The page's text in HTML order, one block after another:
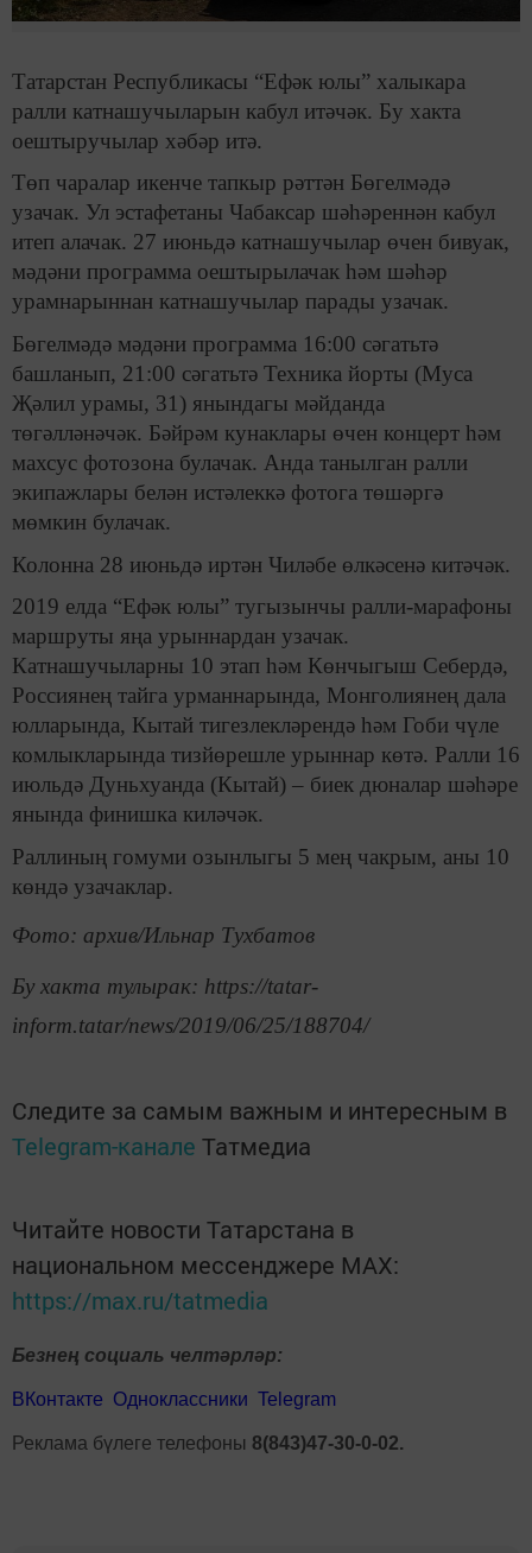
Татарстан Республикасы “Ефәк юлы” халыкара
ралли катнашучыларын кабул итәчәк. Бу хакта
оештыручылар хәбәр итә.
Төп чаралар икенче тапкыр рәттән Бөгелмәдә
узачак. Ул эстафетаны Чабаксар шәһәреннән кабул
итеп алачак. 27 июньдә катнашучылар өчен бивуак,
мәдәни программа оештырылачак һәм шәһәр
урамнарыннан катнашучылар парады узачак.
Бөгелмәдә мәдәни программа 16:00 сәгатьтә
башланып, 21:00 сәгатьтә Техника йорты (Муса
Җәлил урамы, 31) янындагы мәйданда
төгәлләнәчәк. Бәйрәм кунаклары өчен концерт һәм
махсус фотозона булачак. Анда танылган ралли
экипажлары белән истәлеккә фотога төшәргә
мөмкин булачак.
Колонна 28 июньдә иртән Чиләбе өлкәсенә китәчәк.
2019 елда “Ефәк юлы” тугызынчы ралли-марафоны
маршруты яңа урыннардан узачак.
Катнашучыларны 10 этап һәм Көнчыгыш Себердә,
Россиянең тайга урманнарында, Монголиянең дала
юлларында, Кытай тигезлекләрендә һәм Гоби чүле
комлыкларында тизйөрешле урыннар көтә. Ралли 16
июльдә Дуньхуанда (Кытай) – биек дюналар шәһәре
янында финишка киләчәк.
Раллиның гомуми озынлыгы 5 мең чакрым, аны 10
көндә узачаклар.
Фото: архив/Ильнар Тухбатов
Бу хакта тулырак: https://tatar-
inform.tatar/news/2019/06/25/188704/
Следите за самым важным и интересным в
Telegram-канале Татмедиа
Читайте новости Татарстана в
национальном мессенджере MАХ:
https://max.ru/tatmedia
Безнең социаль челтәрләр:
ВКонтакте Одноклассники Telegram
Реклама бүлеге телефоны 8(843)47-30-0-02.